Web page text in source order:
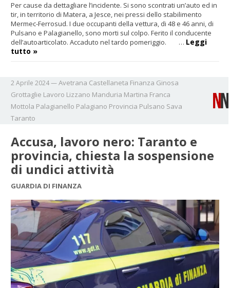
Per cause da dettagliare l’incidente. Si sono scontrati un’auto ed in
tir, in territorio di Matera, a Jesce, nei pressi dello stabilimento
Mermec-Ferrosud. I due occupanti della vettura, di 48 e 46 anni, di
Pulsano e Palagianello, sono morti sul colpo. Ferito il conducente
dell’autoarticolato. Accaduto nel tardo pomeriggio. … Leggi
tutto »
2 Aprile 2024—Avetrana Castellaneta Finanza Ginosa
Grottaglie Lavoro Lizzano Manduria Martina Franca
Mottola Palagianello Palagiano Provincia Pulsano Sava
Taranto
Accusa, lavoro nero: Taranto e
provincia, chiesta la sospensione
di undici attività
GUARDIA DI FINANZA